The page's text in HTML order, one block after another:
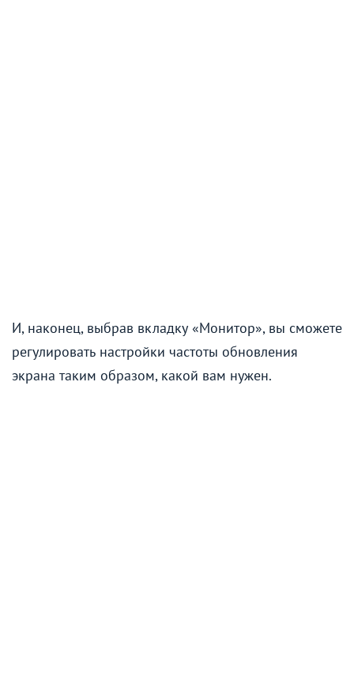
И, наконец, выбрав вкладку «Монитор», вы сможете
регулировать настройки частоты обновления
экрана таким образом, какой вам нужен.